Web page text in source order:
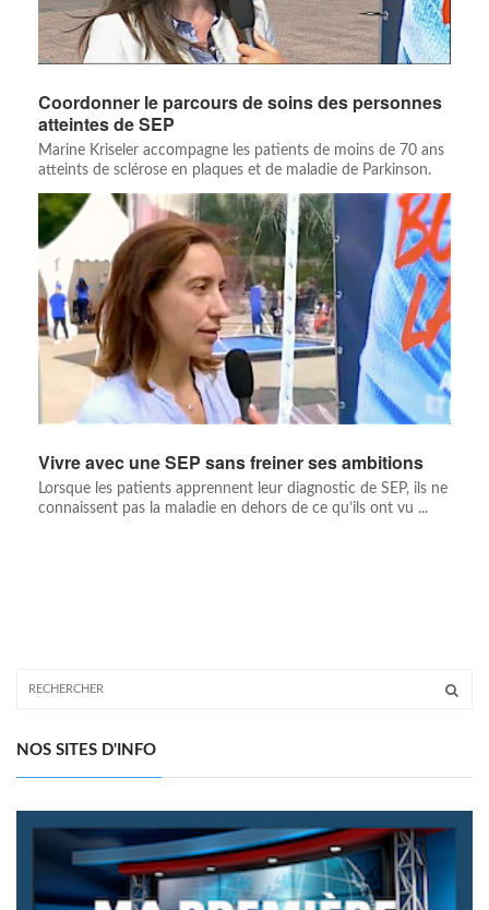
Coordonner le parcours de soins des personnes
atteintes de SEP
Marine Kriseler accompagne les patients de moins de 70 ans
atteints de sclérose en plaques et de maladie de Parkinson.
Vivre avec une SEP sans freiner ses ambitions
Lorsque les patients apprennent leur diagnostic de SEP, ils ne
connaissent pas la maladie en dehors de ce qu’ils ont vu ...
NOS SITES D'INFO